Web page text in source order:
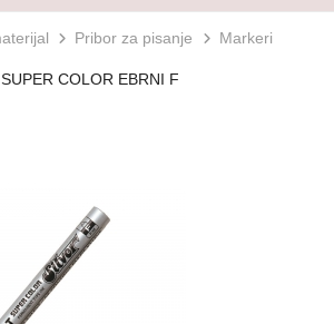
Pribor za pisanje Markeri
COLOR EBRNI F